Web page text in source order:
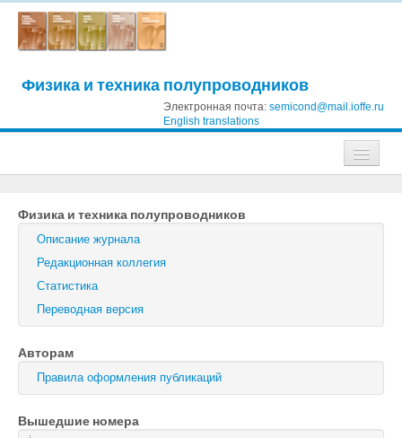
Физика и техника полупроводников
Электронная почта: semicond@mail.ioffe.ru
English translations
Журнал технической физики
Письма в Журнал технической физики
Физика твердого тела
Физика и техника полупроводников
Оптика и спектроскопия
Поиск
Войти
Физика и техника полупроводников
Описание журнала
Редакционная коллегия
Статистика
Переводная версия
Авторам
Правила оформления публикаций
Вышедшие номера